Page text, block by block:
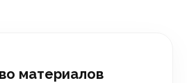
материалов